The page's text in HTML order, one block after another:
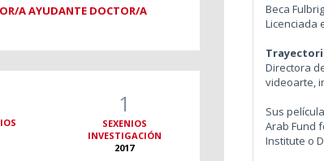
A AYUDANTE DOCTOR/A
1
SEXENIOS
INVESTIGACIÓN
2017
Beca
Licenciada
Directora
videoarte,
Sus
Arab Fund
Institute o